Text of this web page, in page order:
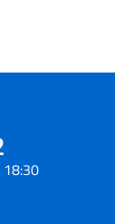
18:30